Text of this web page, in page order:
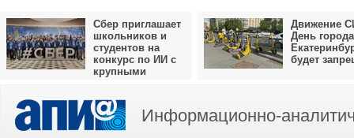
Сбер приглашает
школьников и
студентов на
конкурс по ИИ с
крупными
Движение
День города
будет
Информационно-